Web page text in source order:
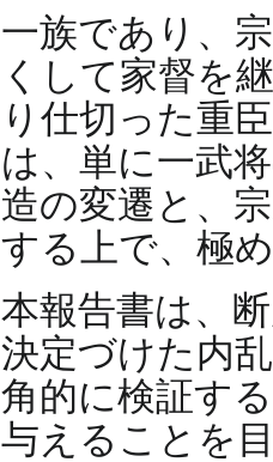
一族であり、
くして家督を
り仕切った重
は、単に一武
造の変遷と、
する上で、極
本報告書は、
決定づけた内
角的に検証す
与えることを